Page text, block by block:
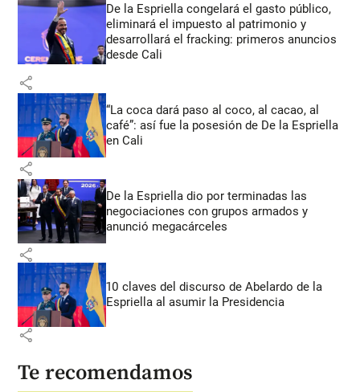
De la Espriella congelará el gasto público,
eliminará el impuesto al patrimonio y
desarrollará el fracking: primeros anuncios
desde Cali
share
“La coca dará paso al coco, al cacao, al
café”: así fue la posesión de De la Espriella
en Cali
share
De la Espriella dio por terminadas las
negociaciones con grupos armados y
anunció megacárceles
share
10 claves del discurso de Abelardo de la
Espriella al asumir la Presidencia
share
Te recomendamos